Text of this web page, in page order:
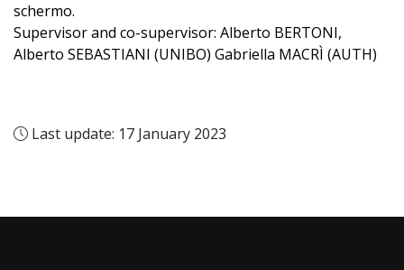
schermo.
Supervisor and co-supervisor: Alberto BERTONI,
Alberto SEBASTIANI (UNIBO) Gabriella MACRÌ (AUTH)
Last update: 17 January 2023